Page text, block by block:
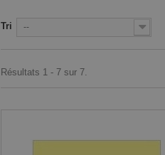
Tri --
Résultats 1 - 7 sur 7.